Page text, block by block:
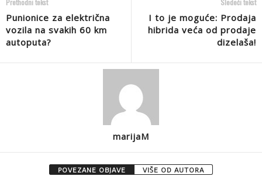
Punionice za električna
vozila na svakih 60 km
autoputa?
I to je moguće: Prodaja
hibrida veća od prodaje
dizelaša!
marijaM
POVEZANE OBJAVE VIŠE OD AUTORA